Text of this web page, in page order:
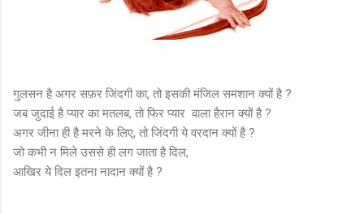
गुलसन है अगर सफ़र जिंदगी का, तो इसकी मंजिल समशान क्यों है ?
जब जुदाई है प्यार का मतलब, तो फिर प्यार वाला हैरान क्यों है ?
अगर जीना ही है मरने के लिए, तो जिंदगी ये वरदान क्यों है ?
जो कभी न मिले उससे ही लग जाता है दिल,
आखिर ये दिल इतना नादान क्यों है ?